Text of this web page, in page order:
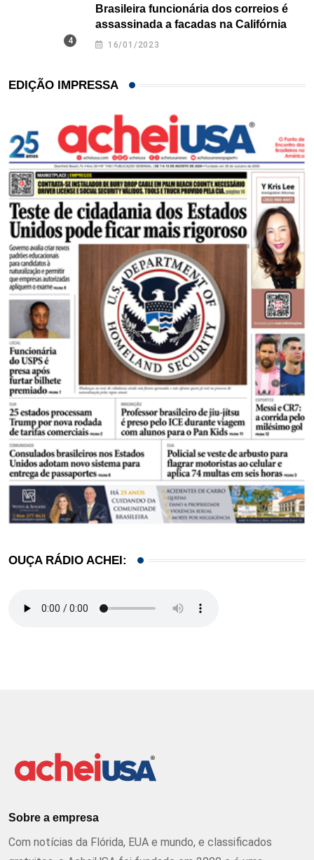
Brasileira funcionária dos correios é
assassinada a facadas na Califórnia
16/01/2023
EDIÇÃO IMPRESSA
OUÇA RÁDIO ACHEI:
Sobre a empresa
Com notícias da Flórida, EUA e mundo, e classificados